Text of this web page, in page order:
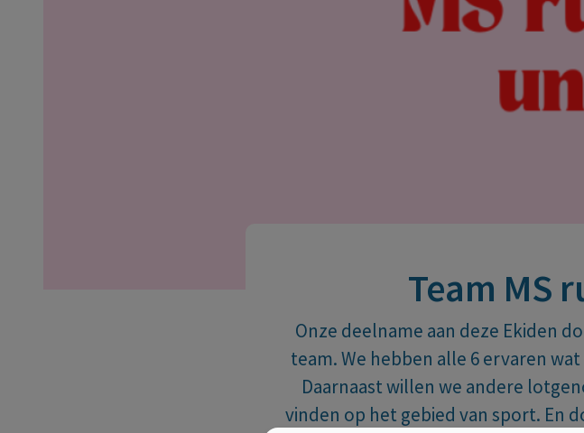
Team MS
Onze deelname aan deze Ekiden
team. We hebben alle 6 ervaren
Daarnaast willen we andere
vinden op het gebied van sport. En